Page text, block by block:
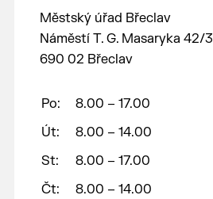
Městský úřad Břeclav
Náměstí T. G. Masaryka 42/3
690 02 Břeclav
Po:
8.00 – 17.00
Út:
8.00 – 14.00
St:
8.00 – 17.00
Čt:
8.00 – 14.00